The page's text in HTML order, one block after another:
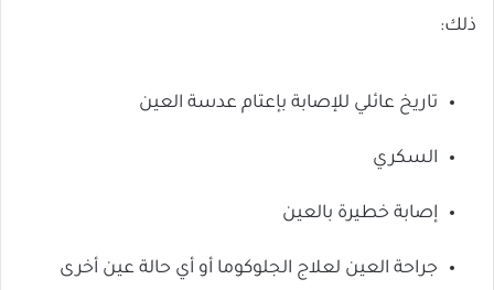
ذلك:
تاريخ عائلي للإصابة بإعتام عدسة العين
السكري
إصابة خطيرة بالعين
جراحة العين لعلاج الجلوكوما أو أي حالة عين أخرى